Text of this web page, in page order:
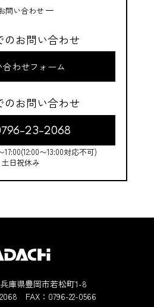
問い合わせ
のお問い合わせ
合わせフォーム
のお問い合わせ
23-2068
〜13:00対応不可)
土日祝休み
庫県豊岡市若松町1-8
FAX：0796-22-0566